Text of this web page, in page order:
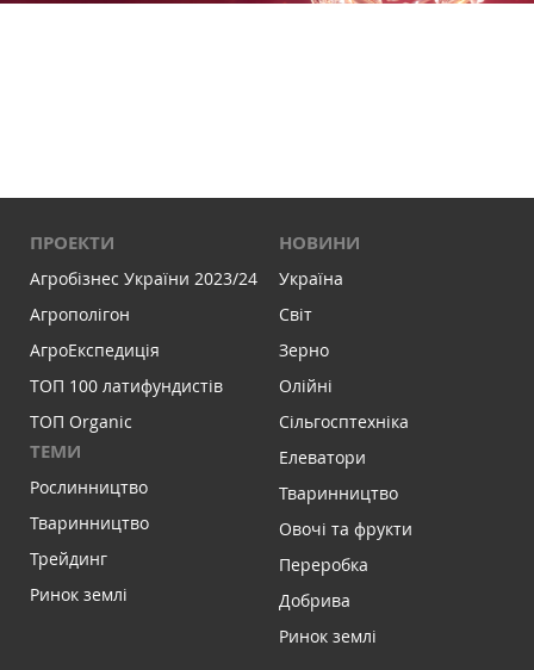
ПРОЕКТИ
Агробізнес України 2023/24
Агрополігон
АгроЕкспедиція
ТОП 100 латифундистів
ТОП Organic
ТЕМИ
Рослинництво
Тваринництво
Трейдинг
Ринок землі
НОВИНИ
Україна
Світ
Зерно
Олійні
Сільгосптехніка
Елеватори
Тваринництво
Овочі та фрукти
Переробка
Добрива
Ринок землі